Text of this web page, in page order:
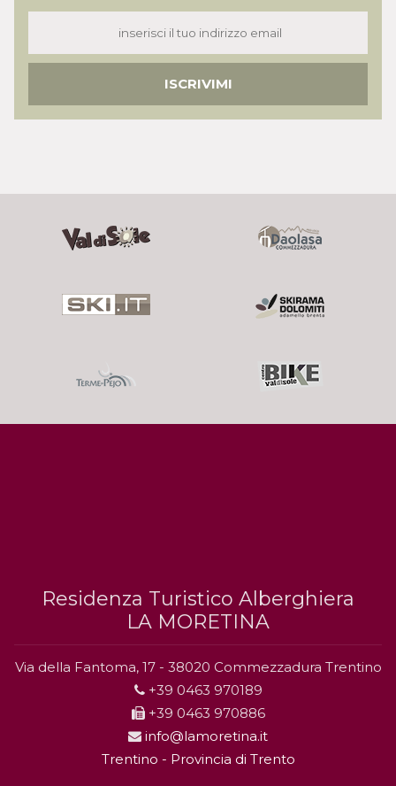
Residenza Turistico Alberghiera
LA MORETINA
Via della Fantoma, 17 - 38020 Commezzadura Trentino
+39 0463 970189
+39 0463 970886
info@lamoretina.it
Trentino - Provincia di Trento